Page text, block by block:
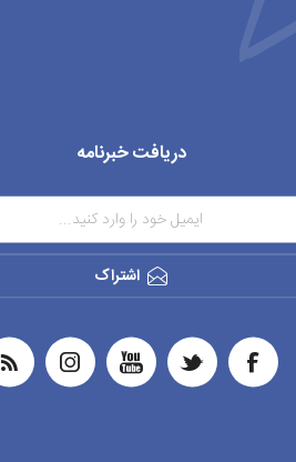
دریافت خبرنامه
اشتراک